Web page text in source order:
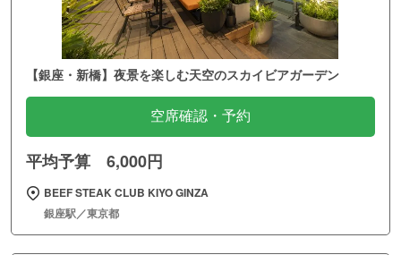
【銀座・新橋】夜景を楽しむ天空のスカイビアガーデン
空席確認・予約
平均予算 6,000円
BEEF STEAK CLUB KIYO GINZA
銀座駅／東京都